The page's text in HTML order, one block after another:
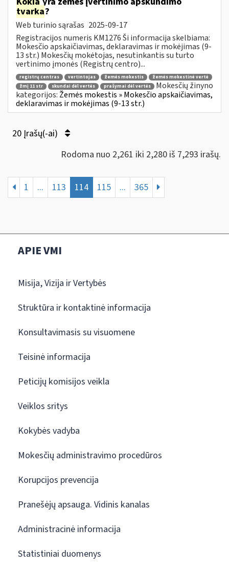
tvarka?
Web turinio sąrašas 2025-09-17
Registracijos numeris KM1276 Ši informacija skelbiama:
Mokesčio apskaičiavimas, deklaravimas ir mokėjimas (9-
13 str.) Mokesčių mokėtojas, nesutinkantis su turto
vertinimo įmonės (Registrų centro)...
registrų centras vertintojas žemės mokestis
žemės mokestinė vertė
žmį 11 str
skundai dėl vertės prašymai dėl vertės
Mokesčių žinyno
kategorijos: Žemės mokestis » Mokesčio apskaičiavimas,
deklaravimas ir mokėjimas (9-13 str.)
20 Įrašų(-ai)
Rodoma nuo 2,261 iki 2,280 iš 7,293 irašų.
1 ... 113 114 115 ... 365
APIE VMI
Misija, Vizija ir Vertybės
Struktūra ir kontaktinė informacija
Konsultavimasis su visuomene
Teisinė informacija
Peticijų komisijos veikla
Veiklos sritys
Kokybės vadyba
Mokesčių administravimo procedūros
Korupcijos prevencija
Pranešėjų apsauga. Vidinis kanalas
Administracinė informacija
Statistiniai duomenys